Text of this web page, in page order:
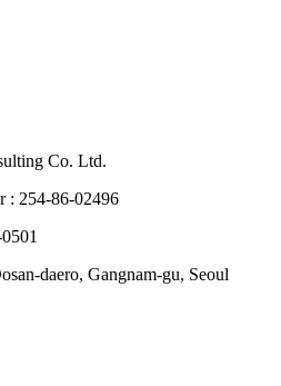
Co. Ltd.
: 254-86-02496
daero, Gangnam-gu, Seoul